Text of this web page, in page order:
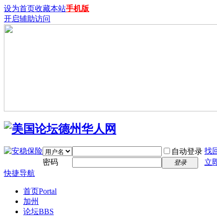
设为首页收藏本站手机版
开启辅助访问
自动登录 找
密码
登录
立
快捷导航
首页Portal
加州
论坛BBS